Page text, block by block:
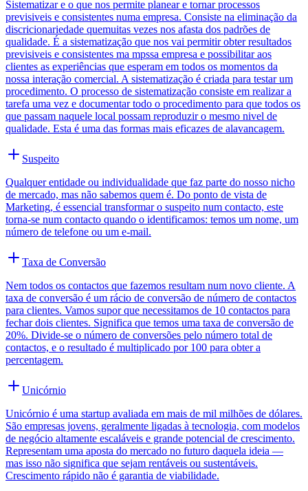
Sistematizar e o que nos permite planear e tornar processos
previsiveis e consistentes numa empresa. Consiste na eliminação da
discricionariedade quemuitas vezes nos afasta dos padrões de
qualidade. É a sistematização que nos vai permitir obter resultados
previsiveis e consistentes ma mpssa empresa e possibilitar aos
clientes as experiências que esperam em todos os momentos da
nossa interação comercial. A sistematização é criada para testar um
procedimento. O processo de sistematização consiste em realizar a
tarefa uma vez e documentar todo o procedimento para que todos os
que passam naquele local possam reproduzir o mesmo nivel de
qualidade. Esta é uma das formas mais eficazes de alavancagem.
Suspeito
Qualquer entidade ou individualidade que faz parte do nosso nicho
de mercado, mas não sabemos quem é. Do ponto de vista de
Marketing, é essencial transformar o suspeito num contacto, este
torna-se num contacto quando o identificamos: temos um nome, um
número de telefone ou um e-mail.
Taxa de Conversão
Nem todos os contactos que fazemos resultam num novo cliente. A
taxa de conversão é um rácio de conversão de número de contactos
para clientes. Vamos supor que necessitamos de 10 contactos para
fechar dois clientes. Significa que temos uma taxa de conversão de
20%. Divide-se o número de conversões pelo número total de
contactos, e o resultado é multiplicado por 100 para obter a
percentagem.
Unicórnio
Unicórnio é uma startup avaliada em mais de mil milhões de dólares.
São empresas jovens, geralmente ligadas à tecnologia, com modelos
de negócio altamente escaláveis e grande potencial de crescimento.
Representam uma aposta do mercado no futuro daquela ideia —
mas isso não significa que sejam rentáveis ou sustentáveis.
Crescimento rápido não é garantia de viabilidade.